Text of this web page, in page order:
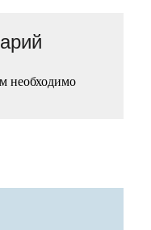
необходимо